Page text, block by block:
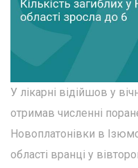
У лікарні відійшов у
отримав численні
Новоплатонівки в
області вранці у